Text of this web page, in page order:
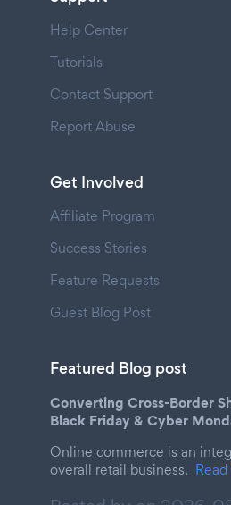
Help Center
Tutorials
Contact Support
Report Abuse
Get Involved
Affiliate Program
Success Stories
Feature Requests
Guest Blog Post
Featured Blog post
Converting Cross-Border
Black Friday & Cyber
Online commerce is an
overall retail business.